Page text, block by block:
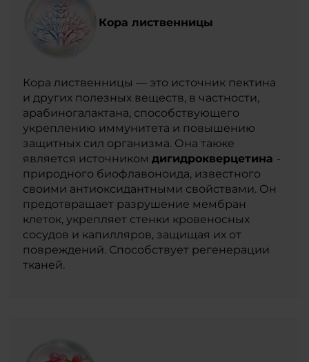
Кора лиственницы
Кора лиственницы — это источник пектина
и других полезных веществ, в частности,
арабиногалактана, способствующего
укреплению иммунитета и повышению
защитных сил организма. Она также
является источникомдигидрокверцетина -
природного биофлавоноида, известного
своими антиоксидантными свойствами. Он
предотвращает разрушение мембран
клеток, укрепляет стенки кровеносных
сосудов и капилляров, защищая их от
повреждений. Способствует регенерации
тканей.